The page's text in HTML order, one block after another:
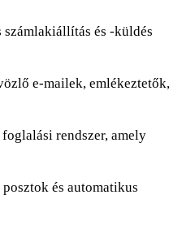
számlakiállítás és -küldés
e-mailek, emlékeztetők,
rendszer, amely
és automatikus